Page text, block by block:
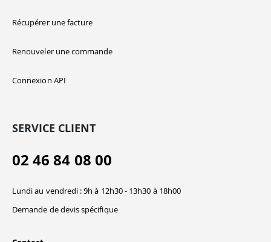
Récupérer une facture
Renouveler une commande
Connexion API
SERVICE CLIENT
02 46 84 08 00
Lundi au vendredi : 9h à 12h30 - 13h30 à 18h00
Demande de devis spécifique